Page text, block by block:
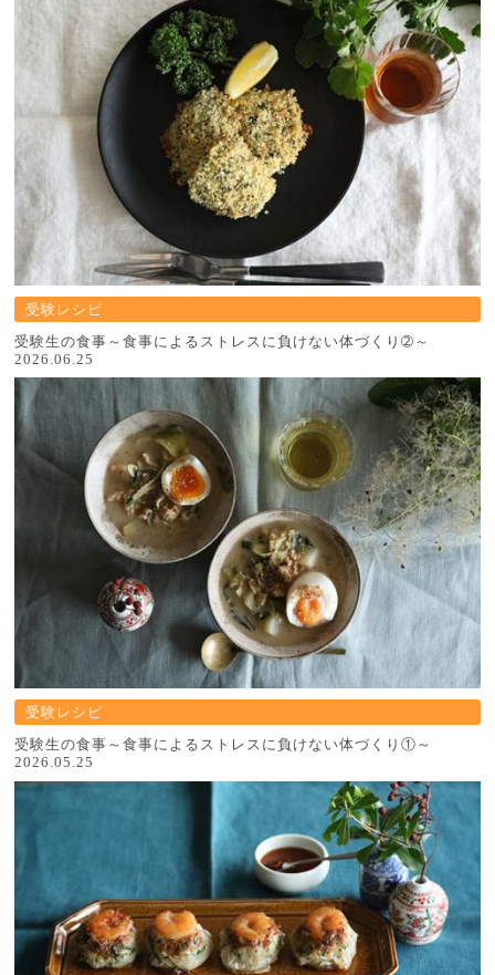
受験レシピ
受験生の食事～食事によるストレスに負けない体づくり➁～
2026.06.25
受験レシピ
受験生の食事～食事によるストレスに負けない体づくり①～
2026.05.25